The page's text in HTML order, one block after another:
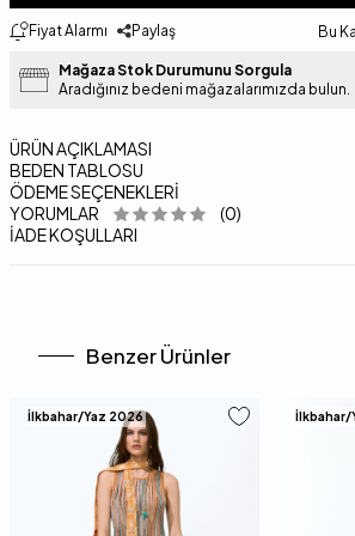
Fiyat Alarmı Paylaş Bu
Mağaza Stok Durumunu Sorgula
Aradığınız bedeni mağazalarımızda bulun.
ÜRÜN AÇIKLAMASI
BEDEN TABLOSU
ÖDEME SEÇENEKLERI
YORUMLAR
(0)
İADE KOŞULLARI
Benzer Ürünler
İlkbahar/Yaz 2026 İlkbahar/